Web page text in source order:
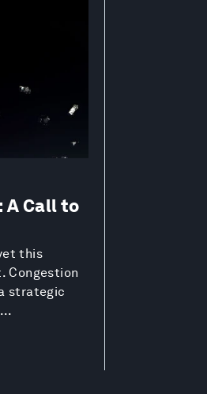
A Call to
this
Congestion
strategic